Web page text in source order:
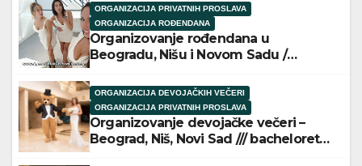
ORGANIZACIJA PRIVATNIH PROSLAVA
ORGANIZACIJA ROĐENDANA
Organizovanje rođendana u
Beogradu, Nišu i Novom Sadu /
ORGANIZACIJA DEVOJAČKIH VEČERI
ORGANIZACIJA PRIVATNIH PROSLAVA
Organizovanje devojačke večeri –
Beograd, Niš, Novi Sad /// bachelorette